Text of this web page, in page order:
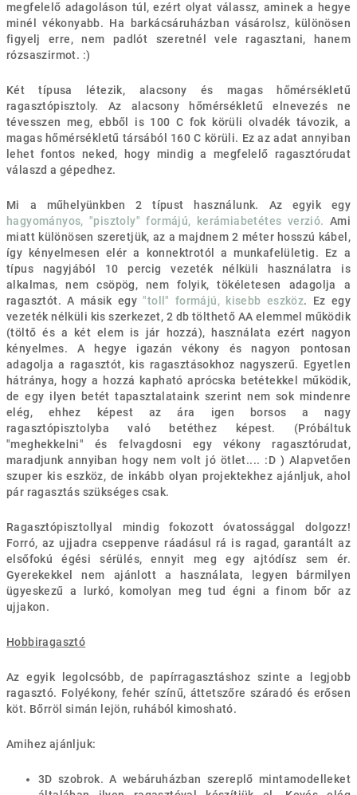
megfelelő adagoláson túl, ezért olyat válassz, aminek a hegye
minél vékonyabb. Ha barkácsáruházban vásárolsz, különösen
figyelj erre, nem padlót szeretnél vele ragasztani, hanem
rózsaszirmot. :)
Két típusa létezik, alacsony és magas hőmérsékletű
ragasztópisztoly. Az alacsony hőmérsékletű elnevezés ne
tévesszen meg, ebből is 100 C fok körüli olvadék távozik, a
magas hőmérsékletű társából 160 C körüli. Ez az adat annyiban
lehet fontos neked, hogy mindig a megfelelő ragasztórudat
válaszd a gépedhez.
Mi a műhelyünkben 2 típust használunk. Az egyik egy
hagyományos, "pisztoly" formájú, kerámiabetétes verzió. Ami
miatt különösen szeretjük, az a majdnem 2 méter hosszú kábel,
így kényelmesen elér a konnektrotól a munkafelületig. Ez a
típus nagyjából 10 percig vezeték nélküli használatra is
alkalmas, nem csöpög, nem folyik, tökéletesen adagolja a
ragasztót. A másik egy"toll" formájú, kisebb eszköz. Ez egy
vezeték nélküli kis szerkezet, 2 db tölthető AA elemmel működik
(töltő és a két elem is jár hozzá), használata ezért nagyon
kényelmes. A hegye igazán vékony és nagyon pontosan
adagolja a ragasztót, kis ragasztásokhoz nagyszerű. Egyetlen
hátránya, hogy a hozzá kapható aprócska betétekkel működik,
de egy ilyen betét tapasztalataink szerint nem sok mindenre
elég, ehhez képest az ára igen borsos a nagy
ragasztópisztolyba való betéthez képest. (Próbáltuk
"meghekkelni" és felvagdosni egy vékony ragasztórudat,
maradjunk annyiban hogy nem volt jó ötlet.... :D ) Alapvetően
szuper kis eszköz, de inkább olyan projektekhez ajánljuk, ahol
pár ragasztás szükséges csak.
Ragasztópisztollyal mindig fokozott óvatossággal dolgozz!
Forró, az ujjadra cseppenve ráadásul rá is ragad, garantált az
elsőfokú égési sérülés, ennyit meg egy ajtódísz sem ér.
Gyerekekkel nem ajánlott a használata, legyen bármilyen
ügyeskezű a lurkó, komolyan meg tud égni a finom bőr az
ujjakon.
Hobbiragasztó
Az egyik legolcsóbb, de papírragasztáshoz szinte a legjobb
ragasztó. Folyékony, fehér színű, áttetszőre száradó és erősen
köt. Bőrröl simán lejön, ruhából kimosható.
Amihez ajánljuk:
3D szobrok. A webáruházban szereplő mintamodelleket